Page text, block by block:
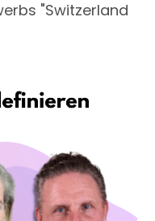
"Switzerland